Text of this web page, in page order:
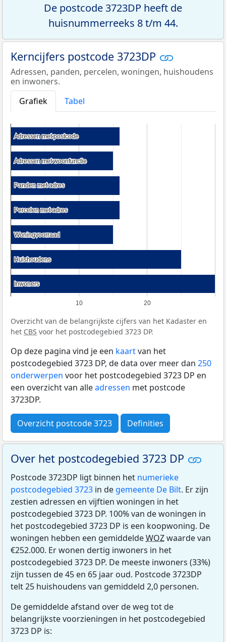
De postcode 3723DP heeft de
huisnummerreeks 8 t/m 44.
Kerncijfers postcode 3723DP
Adressen, panden, percelen, woningen, huishoudens
en inwoners.
Grafiek
Tabel
10 20
Adressen met postcode
Adressen met postcode
Adressen met woonfunctie
Adressen met woonfunctie
Panden met adres
Panden met adres
Percelen met adres
Percelen met adres
Woningvoorraad
Woningvoorraad
Huishoudens
Huishoudens
Inwoners
Inwoners
Overzicht van de belangrijkste cijfers van het Kadaster en
het CBS voor het postcodegebied 3723 DP.
Op deze pagina vind je een kaartvan het
postcodegebied 3723 DP, de data over meer dan 250
onderwerpen voor het postcodegebied 3723 DP en
een overzicht van alleadressen met postcode
3723DP.
Overzicht postcode 3723 Definities
Over het postcodegebied 3723 DP
Postcode 3723DP ligt binnen het numerieke
postcodegebied 3723 in de gemeente De Bilt. Er zijn
zestien adressen en vijftien woningen in het
postcodegebied 3723 DP. 100% van de woningen in
het postcodegebied 3723 DP is een koopwoning. De
woningen hebben een gemiddeldeWOZwaarde van
€252.000. Er wonen dertig inwoners in het
postcodegebied 3723 DP. De meeste inwoners (33%)
zijn tussen de 45 en 65 jaar oud. Postcode 3723DP
telt 25 huishoudens van gemiddeld 2,0 personen.
De gemiddelde afstand over de weg tot de
belangrijkste voorzieningen in het postcodegebied
3723 DP is: